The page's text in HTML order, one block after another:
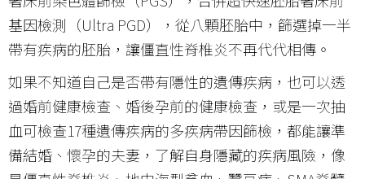
基因檢測（Ultra PGD），從八顆胚胎中，篩選掉一半
帶有疾病的胚胎，讓僵直性脊椎炎不再代代相傳。
如果不知道自己是否帶有隱性的遺傳疾病，也可以透
過婚前健康檢查、婚後孕前的健康檢查，或是一次抽
血可檢查17種遺傳疾病的多疾病帶因篩檢，都能讓準
備結婚、懷孕的夫妻，了解自身隱藏的疾病風險，像